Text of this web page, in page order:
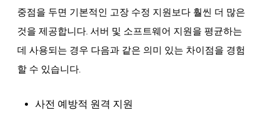
중점을 두면 기본적인 고장 수정 지원보다 훨씬 더 많은
것을 제공합니다. 서버 및 소프트웨어 지원을 평균하는
데 사용되는 경우 다음과 같은 의미 있는 차이점을 경험
할 수 있습니다.
사전 예방적 원격 지원